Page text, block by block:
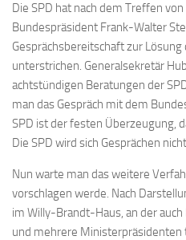
Die SPD hat nach dem Treffen
Bundespräsident Frank-Walter
Gesprächsbereitschaft zur
unterstrichen. Generalsekretär
achtstündigen Beratungen der
man das Gespräch mit dem
SPD ist der festen Überzeugung,
Die SPD wird sich Gesprächen
Nun warte man das weitere
vorschlagen werde. Nach
im Willy-Brandt-Haus, an der
und mehrere Ministerpräsidenten